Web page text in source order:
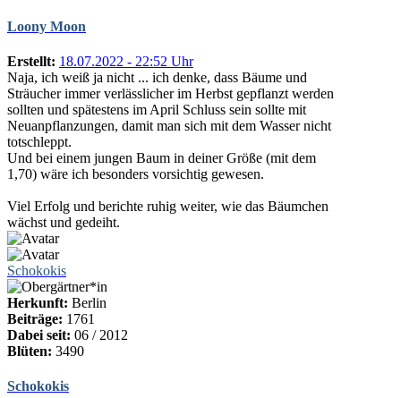
Loony Moon
Erstellt: 18.07.2022 - 22:52 Uhr
Naja, ich weiß ja nicht ... ich denke, dass Bäume und
Sträucher immer verlässlicher im Herbst gepflanzt werden
sollten und spätestens im April Schluss sein sollte mit
Neuanpflanzungen, damit man sich mit dem Wasser nicht
totschleppt.
Und bei einem jungen Baum in deiner Größe (mit dem
1,70) wäre ich besonders vorsichtig gewesen.
Viel Erfolg und berichte ruhig weiter, wie das Bäumchen
wächst und gedeiht.
Schokokis
Herkunft: Berlin
Beiträge: 1761
Dabei seit: 06 / 2012
Blüten: 3490
Schokokis